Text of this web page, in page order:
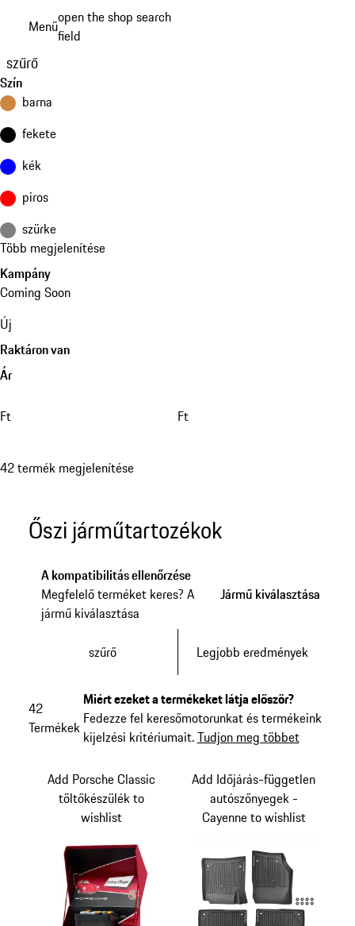
tartalomra
Menüopen the shop search
field
szűrő
Szín
barna
fekete
kék
piros
szürke
Több megjelenítése
Kampány
Coming Soon
Új
Raktáron van
Ár
Ft Ft
42 termék megjelenítése
Őszi járműtartozékok
A kompatibilitás ellenőrzése
Megfelelő terméket keres? A
jármű kiválasztása
Jármű kiválasztása
Jármű kiválasztása
szűrő Legjobb eredmények
42
Termékek
Miért ezeket a termékeket látja először?
Fedezze fel keresőmotorunkat és termékeink
kijelzési kritériumait.Tudjon meg többet
Add Porsche Classic
töltőkészülék to
wishlist
Add Időjárás-független
autószőnyegek -
Cayenne to wishlist